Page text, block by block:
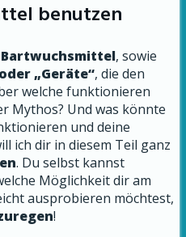
benutzen
, sowie
„Geräte“, die den
welche funktionieren
Mythos? Und was könnte
und deine
ich dir in diesem Teil ganz
. Du selbst kannst
Möglichkeit dir am
ausprobieren möchtest,
!